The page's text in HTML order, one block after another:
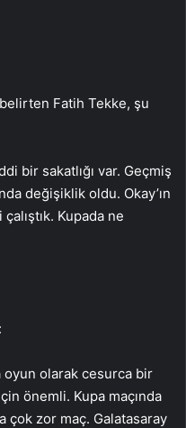
Fatih Tekke, şu
bir sakatlığı var. Geçmiş
değişiklik oldu. Okay’ın
Kupada ne
olarak cesurca bir
önemli. Kupa maçında
çok zor maç. Galatasaray